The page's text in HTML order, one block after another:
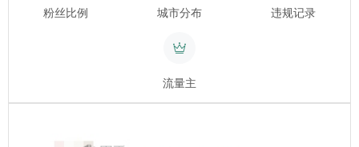
粉丝比例 城市分布 违规记录
流量主